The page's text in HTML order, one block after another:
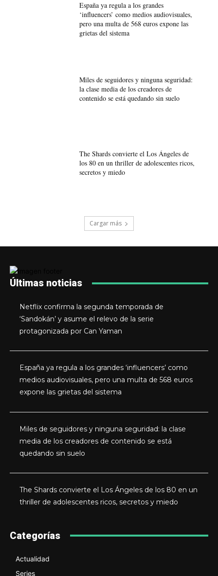
España ya regula a los grandes
‘influencers’ como medios audiovisuales,
pero una multa de 568 euros expone las
grietas del sistema
Miles de seguidores y ninguna seguridad:
la clase media de los creadores de
contenido se está quedando sin suelo
The Shards convierte el Los Ángeles de
los 80 en un thriller de adolescentes ricos,
secretos y miedo
Cargar más
Últimas noticias
Netflix confirma la segunda temporada de
‘Sandokán’ y asume el relevo de la serie
protagonizada por Can Yaman
España ya regula a los grandes ‘influencers’ como
medios audiovisuales, pero una multa de 568 euros
expone las grietas del sistema
Miles de seguidores y ninguna seguridad: la clase
media de los creadores de contenido se está
quedando sin suelo
The Shards convierte el Los Ángeles de los 80 en un
thriller de adolescentes ricos, secretos y miedo
Categorías
Actualidad
Series